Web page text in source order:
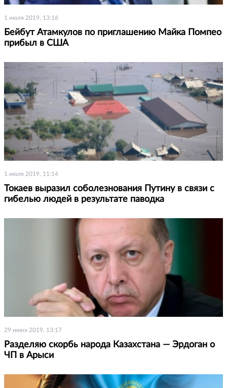
1 июля 2019, 13:16
Бейбут Атамкулов по приглашению Майка Помпео
прибыл в США
1 июля 2019, 11:14
Токаев выразил соболезнования Путину в связи с
гибелью людей в результате паводка
29 июня 2019, 13:17
Разделяю скорбь народа Казахстана — Эрдоган о
ЧП в Арыси